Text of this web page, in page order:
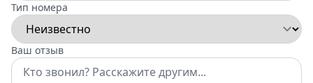
Тип номера
Ваш отзыв